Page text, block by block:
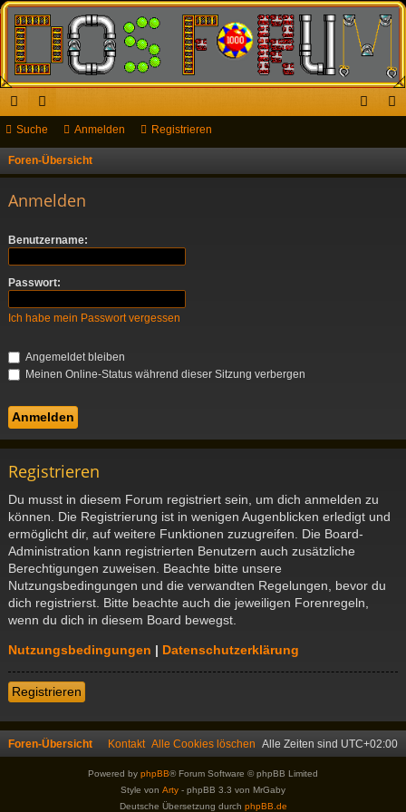
ch
ne
riff
or
en
Suche Anmelden Registrieren
Foren-Übersicht
Anmelden
Benutzername:
Passwort:
Ich habe mein Passwort vergessen
Angemeldet bleiben
Meinen Online-Status während dieser Sitzung verbergen
Registrieren
Du musst in diesem Forum registriert sein, um dich anmelden zu
können. Die Registrierung ist in wenigen Augenblicken erledigt und
ermöglicht dir, auf weitere Funktionen zuzugreifen. Die Board-
Administration kann registrierten Benutzern auch zusätzliche
Berechtigungen zuweisen. Beachte bitte unsere
Nutzungsbedingungen und die verwandten Regelungen, bevor du
dich registrierst. Bitte beachte auch die jeweiligen Forenregeln,
wenn du dich in diesem Board bewegst.
Nutzungsbedingungen | Datenschutzerklärung
Registrieren
Foren-Übersicht Alle Zeiten sind UTC+02:00
Alle Cookies löschen
Kontakt
Powered by phpBB® Forum Software © phpBB Limited
Style von Arty - phpBB 3.3 von MrGaby
Deutsche Übersetzung durch phpBB.de